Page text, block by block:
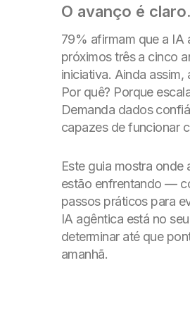
O avanço é claro.
79% afirmam que a IA
próximos três a cinco
iniciativa. Ainda
Por quê? Porque
Demanda dados
capazes de funcionar
Este guia mostra onde
estão enfrentando —
passos práticos para
IA agêntica está no
determinar até que
amanhã.